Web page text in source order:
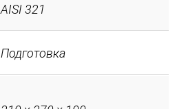
AISI 321
Подготовка